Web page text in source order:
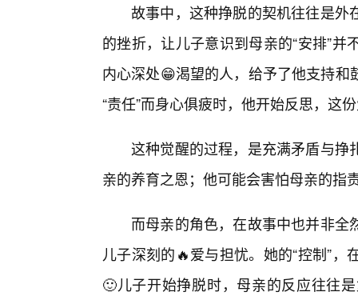
故事中，这种挣脱的契机往往是外
的挫折，让儿子意识到母亲的“安排”
内心深处😁渴望的人，给予了他支持
“责任”而身心俱疲时，他开始反思，这
这种觉醒的过程，是充满矛盾与挣
亲的养育之恩；他可能会害怕母亲的指
而母亲的角色，在故事中也并非
儿子深刻的🔥爱与担忧。她的“控制”
🙂儿子开始挣脱时，母亲的反应往往